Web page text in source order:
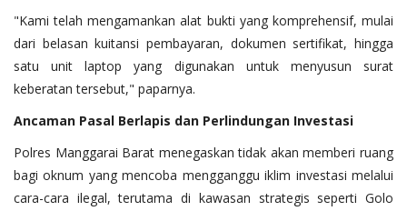
"Kami telah mengamankan alat bukti yang komprehensif, mulai
dari belasan kuitansi pembayaran, dokumen sertifikat, hingga
satu unit laptop yang digunakan untuk menyusun surat
keberatan tersebut," paparnya.
Ancaman Pasal Berlapis dan Perlindungan Investasi
Polres Manggarai Barat menegaskan tidak akan memberi ruang
bagi oknum yang mencoba mengganggu iklim investasi melalui
cara-cara ilegal, terutama di kawasan strategis seperti Golo